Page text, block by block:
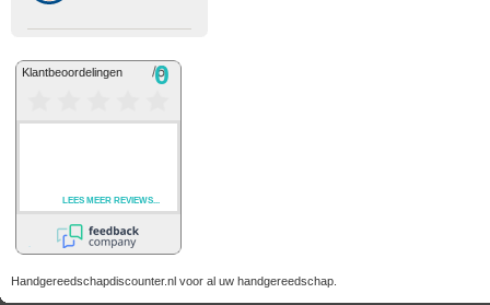
Handgereedschapdiscounter.nl voor al uw handgereedschap.